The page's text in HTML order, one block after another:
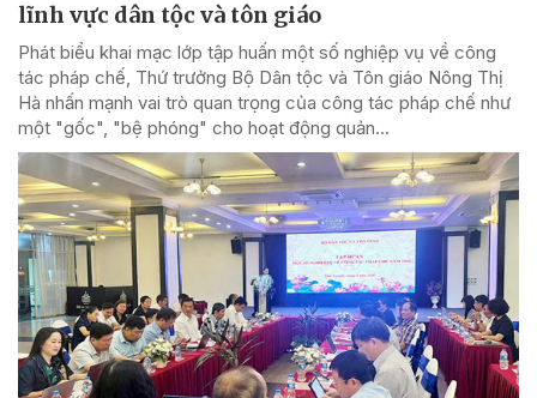
lĩnh vực dân tộc và tôn giáo
Phát biểu khai mạc lớp tập huấn một số nghiệp vụ về công
tác pháp chế, Thứ trưởng Bộ Dân tộc và Tôn giáo Nông Thị
Hà nhấn mạnh vai trò quan trọng của công tác pháp chế như
một "gốc", "bệ phóng" cho hoạt động quản...